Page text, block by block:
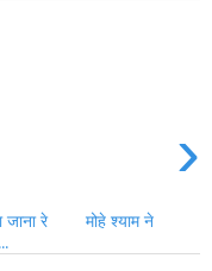
›
जाना रे मोहे श्याम ने